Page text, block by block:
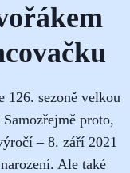
126. sezoně velkou
proto,
– 8. září 2021
Ale také